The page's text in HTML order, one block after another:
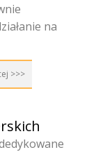
na
>>>